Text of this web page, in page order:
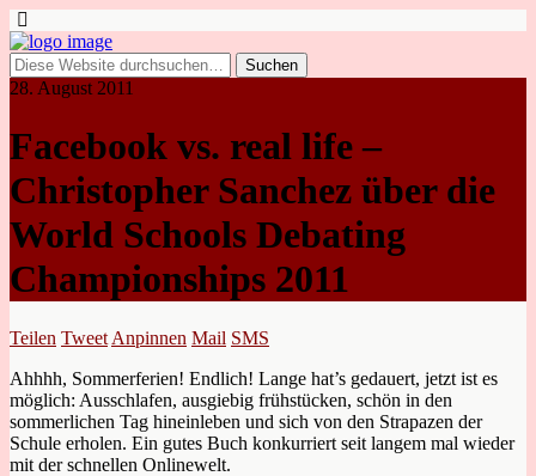
28. August 2011
Facebook vs. real life –
Christopher Sanchez über die
World Schools Debating
Championships 2011
Teilen Tweet Anpinnen Mail SMS
Ahhhh, Sommerferien! Endlich! Lange hat’s gedauert, jetzt ist es
möglich: Ausschlafen, ausgiebig frühstücken, schön in den
sommerlichen Tag hineinleben und sich von den Strapazen der
Schule erholen. Ein gutes Buch konkurriert seit langem mal wieder
mit der schnellen Onlinewelt.